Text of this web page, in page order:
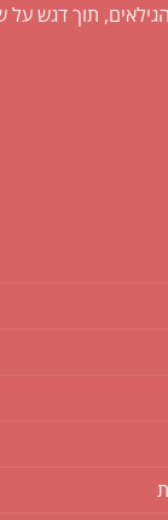
תוך דגש על